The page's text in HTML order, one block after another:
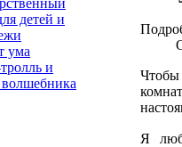
детей и
ума
и
Чтобы
Я